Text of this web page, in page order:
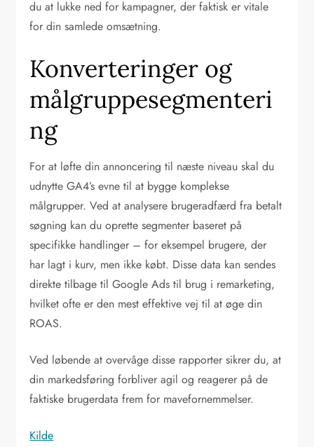
du at lukke ned for kampagner, der faktisk er vitale
for din samlede omsætning.
Konverteringer og
målgruppesegmenteri
ng
For at løfte din annoncering til næste niveau skal du
udnytte GA4’s evne til at bygge komplekse
målgrupper. Ved at analysere brugeradfærd fra betalt
søgning kan du oprette segmenter baseret på
specifikke handlinger – for eksempel brugere, der
har lagt i kurv, men ikke købt. Disse data kan sendes
direkte tilbage til Google Ads til brug i remarketing,
hvilket ofte er den mest effektive vej til at øge din
ROAS.
Ved løbende at overvåge disse rapporter sikrer du, at
din markedsføring forbliver agil og reagerer på de
faktiske brugerdata frem for mavefornemmelser.
Kilde